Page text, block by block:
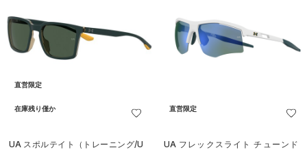
直営限定
在庫残り僅か
UA スポルテイト（トレーニング/U
直営限定
UA フレックスライト チューンド